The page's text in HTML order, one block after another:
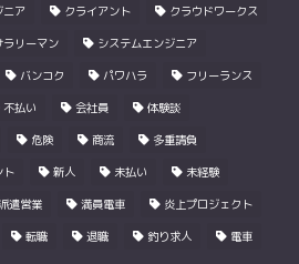
ニア クライアント クラウドワークス
ラリーマン システムエンジニア
バンコク パワハラ フリーランス
不払い 会社員 体験談
危険 商流 多重請負
ト 新人 未払い 未経験
派遣営業 満員電車 炎上プロジェクト
転職 退職 釣り求人 電車